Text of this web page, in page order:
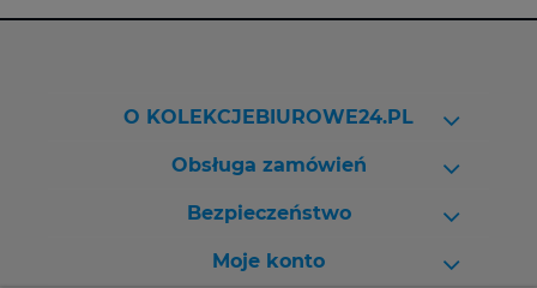
O KOLEKCJEBIUROWE24.PL
Obsługa zamówień
Bezpieczeństwo
Moje konto